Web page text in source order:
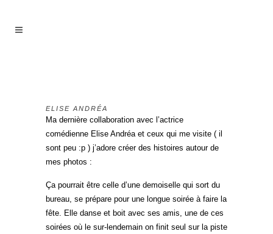
ELISE ANDRÉA
Ma dernière collaboration avec l’actrice
comédienne Elise Andréa et ceux qui me visite ( il
sont peu :p ) j’adore créer des histoires autour de
mes photos :
Ça pourrait être celle d’une demoiselle qui sort du
bureau, se prépare pour une longue soirée à faire la
fête. Elle danse et boit avec ses amis, une de ces
soirées où le sur-lendemain on finit seul sur la piste